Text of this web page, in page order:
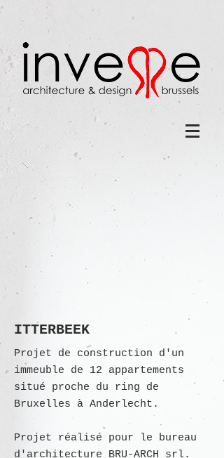
ITTERBEEK
Projet de construction d'un
immeuble de 12 appartements
situé proche du ring de
Bruxelles à Anderlecht.
Projet réalisé pour le bureau
d'architecture BRU-ARCH srl.